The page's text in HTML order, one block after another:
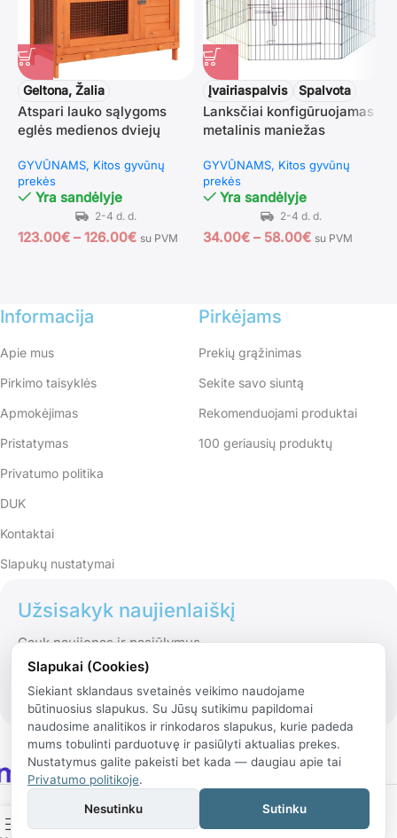
Geltona, Žalia
Atspari lauko sąlygoms
eglės medienos dviejų
gyvūnams
GYVŪNAMS Kitos gyvūnų
prekės
Yra sandėlyje
123.00€ – 126.00€ su PVM
Įvairiaspalvis Spalvota
Lanksčiai konfigūruojamas
metalinis maniežas
gyvūnams su užrakinama
durele, Ø120x60H cm
GYVŪNAMS Kitos gyvūnų
prekės
Yra sandėlyje
34.00€ – 58.00€ su PVM
Informacija
Apie mus
Pirkimo taisyklės
Apmokėjimas
Pristatymas
Privatumo politika
DUK
Kontaktai
Slapukų nustatymai
Pirkėjams
Prekių grąžinimas
Sekite savo siuntą
Rekomenduojami produktai
100 geriausių produktų
Užsisakyk naujienlaiškį
Gauk naujienas ir pasiūlymus
© 2026 Rinko.lt
Slapukai (Cookies)
Siekiant sklandaus svetainės veikimo naudojame
būtinuosius slapukus. Su Jūsų sutikimu papildomai
naudosime analitikos ir rinkodaros slapukus, kurie padeda
mums tobulinti parduotuvę ir pasiūlyti aktualias prekes.
Nustatymus galite pakeisti bet kada — daugiau apie tai
Privatumo politikoje.
Nesutinku Sutinku